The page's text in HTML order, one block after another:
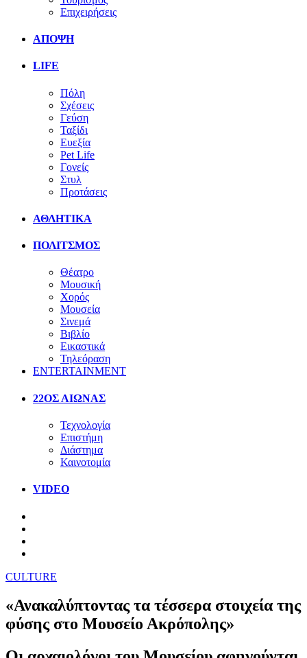
Επιχειρήσεις
ΑΠΟΨΗ
LIFE
Πόλη
Σχέσεις
Γεύση
Ταξίδι
Ευεξία
Pet Life
Γονείς
Στυλ
Προτάσεις
ΑΘΛΗΤΙΚΑ
ΠΟΛΙΤΣΜΟΣ
Θέατρο
Μουσική
Χορός
Μουσεία
Σινεμά
Βιβλίο
Εικαστικά
Τηλεόραση
ENTERTAINMENT
22ΟΣ ΑΙΩΝΑΣ
Τεχνολογία
Επιστήμη
Διάστημα
Καινοτομία
VIDEO
CULTURE
«Ανακαλύπτοντας τα τέσσερα στοιχεία της
φύσης στο Μουσείο Ακρόπολης»